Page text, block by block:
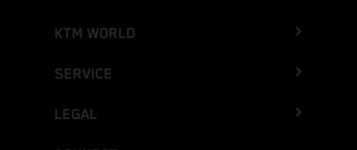
KTM WORLD
SERVICE
LEGAL